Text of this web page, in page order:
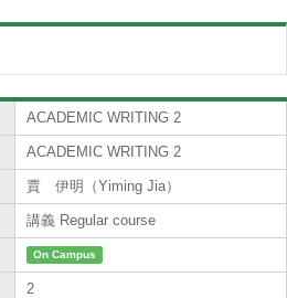
ACADEMIC WRITING 2
ACADEMIC WRITING 2
賈 伊明（Yiming Jia）
講義 Regular course
On Campus
2